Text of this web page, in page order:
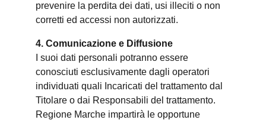
prevenire la perdita dei dati, usi illeciti o non
corretti ed accessi non autorizzati.
4. Comunicazione e Diffusione
I suoi dati personali potranno essere
conosciuti esclusivamente dagli operatori
individuati quali Incaricati del trattamento dal
Titolare o dai Responsabili del trattamento.
Regione Marche impartirà le opportune